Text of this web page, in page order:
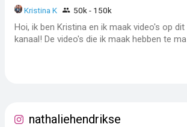
Kristina K 50k - 150k
Hoi, ik ben Kristina en ik maak video's op dit
kanaal! De video's die ik maak hebben te ma
nathaliehendrikse